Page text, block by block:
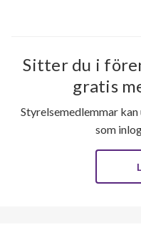
Sitter du i
gratis
Styrelsemedlemmar
som